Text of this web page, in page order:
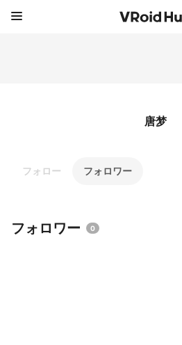
唐梦
フォロー フォロワー
フォロワー 0